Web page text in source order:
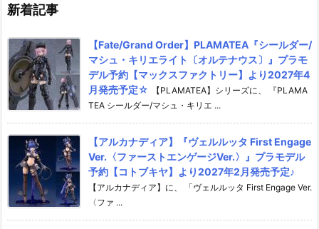
新着記事
【Fate/Grand Order】PLAMATEA『シールダー/
マシュ・キリエライト〔オルテナウス〕』プラモ
デル予約【マックスファクトリー】より2027年4
月発売予定☆
【PLAMATEA】シリーズに、 『PLAMA
TEA シールダー/マシュ・キリエ ...
【アルカナディア】『ヴェルルッタ First Engage
Ver.〈ファーストエンゲージVer.〉』プラモデル
予約【コトブキヤ】より2027年2月発売予定♪
【アルカナディア】に、 「ヴェルルッタ First Engage Ver.
〈ファ ...